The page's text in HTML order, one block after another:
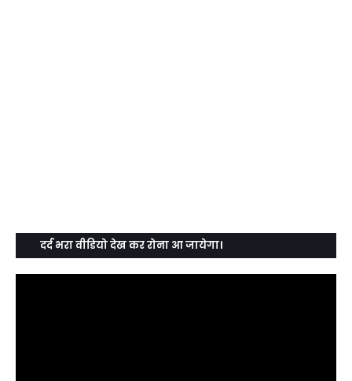
दर्द भरा वीडियो देख कर रोना आ जायेगा।